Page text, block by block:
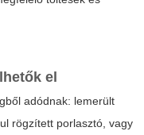
el
adódnak: lemerült
rögzített porlasztó, vagy